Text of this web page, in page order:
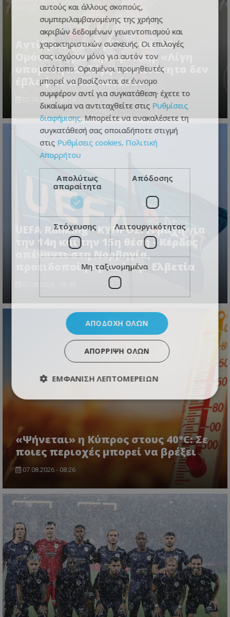
Αντίδραση από μέλος του ΔΣ
Ομόνοιας για την κριτική: «Λίγη
υπομονή και λίγη ταπεινότητα δεν
έβλαψαν ποτέ κανέναν»
07.08.2026 - 09:14
UEFA Ranking - ΚΥΠΡΟΣ: Η μάχη για
την 14η και την 15η θέση - Κέρδος
απέναντι στη Νορβηγία,
προειδοποίηση από την Ελβετία
«Ψήνεται» η Κύπρος στους 40°C: Σε
ποιες περιοχές μπορεί να βρέξει
07.08.2026 - 08:26
αυτούς και άλλους σκοπούς,
συμπεριλαμβανομένης της χρήσης
ακριβών δεδομένων γεωεντοπισμού και
χαρακτηριστικών συσκευής. Οι επιλογές
σας ισχύουν μόνο για αυτόν τον
ιστότοπο. Ορισμένοι προμηθευτές
μπορεί να βασίζονται σε έννομο
συμφέρον αντί για συγκατάθεση· έχετε το
δικαίωμα να αντιταχθείτε στις Ρυθμίσεις
διαφήμισης. Μπορείτε να ανακαλέσετε τη
συγκατάθεσή σας οποιαδήποτε στιγμή
στις Ρυθμίσεις cookies. Πολιτική
Απορρήτου
Απολύτως
απαραίτητα
Απόδοσης
Στόχευσης Λειτουργικότητας
Μη ταξινομημένα
ΑΠΟΔΟΧΉ ΌΛΩΝ
ΑΠΌΡΡΙΨΗ ΌΛΩΝ
ΕΜΦΆΝΙΣΗ ΛΕΠΤΟΜΕΡΕΙΏΝ